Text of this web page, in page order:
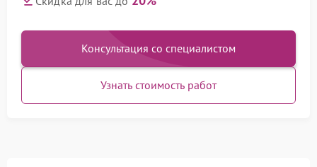
Консультация со специалистом
Узнать стоимость работ